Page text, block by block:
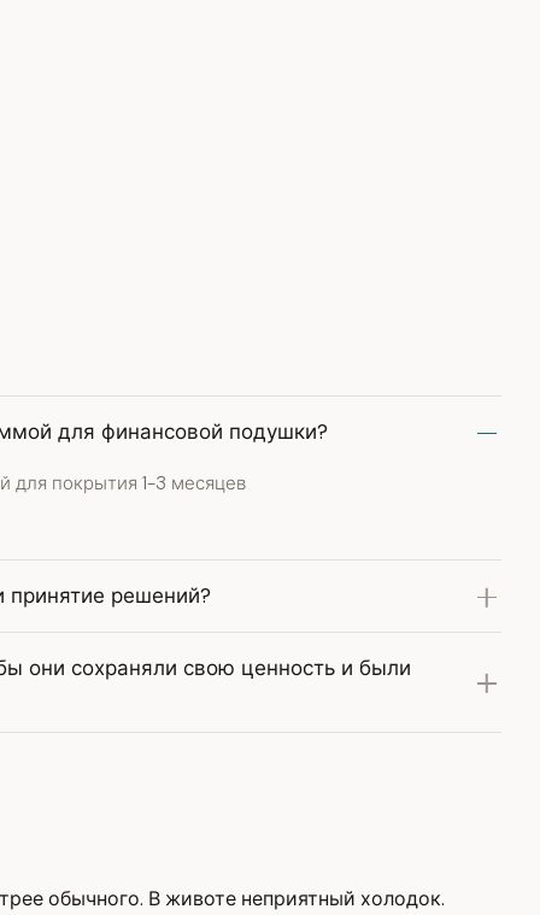
для финансовой подушки?
для покрытия 1-3 месяцев
принятие решений?
они сохраняли свою ценность и были
обычного. В животе неприятный холодок.